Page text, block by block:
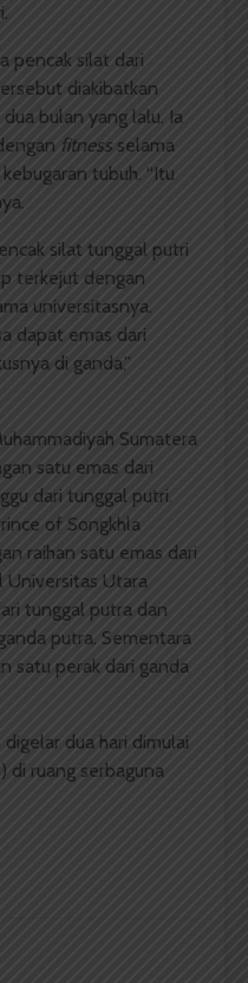
pencak silat dari
diakibatkan
bulan yang lalu. Ia
fitness selama
tubuh. “Itu
silat tunggal putri
terkejut dengan
universitasnya.
dapat emas dari
di ganda,”
Sumatera
satu emas dari
dari tunggal putri.
of Songkhla
raihan satu emas dari
Universitas Utara
tunggal putra dan
putra. Sementara
satu perak dari ganda
dua hari dimulai
di ruang serbaguna